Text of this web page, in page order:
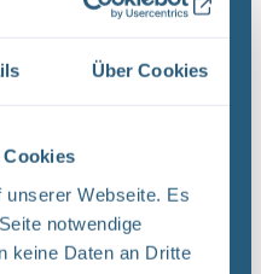
Über Cookies
Cookies
Webseite. Es
notwendige
keine Daten an Dritte
verwenden
zwischen
und